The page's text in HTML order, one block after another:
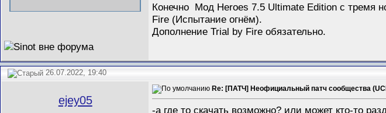
Конечно Мод Heroes 7.5 Ultimate Edition с тремя
Fire (Испытание огнём).
Дополнение Trial by Fire обязательно.
26.07.2022, 19:40
ejey05
Re: [ПАТЧ] Неофициальный патч сообщества
-а где то скачать возможно? или может кто-то